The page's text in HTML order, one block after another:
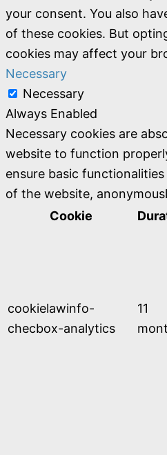
your consent. You also
of these cookies. But
cookies may affect your
Necessary
Necessary
Always Enabled
Necessary cookies are
website to function
ensure basic
of the website,
Cookie
cookielawinfo-
checbox-analytics
11